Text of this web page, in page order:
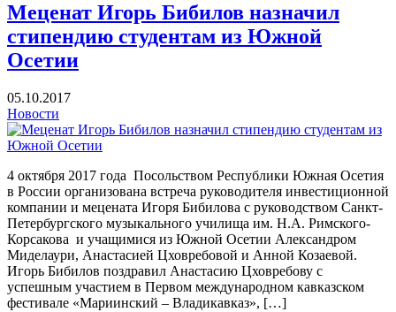
Меценат Игорь Бибилов назначил
стипендию студентам из Южной
Осетии
05.10.2017
Новости
4 октября 2017 года Посольством Республики Южная Осетия
в России организована встреча руководителя инвестиционной
компании и мецената Игоря Бибилова с руководством Санкт-
Петербургского музыкального училища им. Н.А. Римского-
Корсакова и учащимися из Южной Осетии Александром
Миделаури, Анастасией Цховребовой и Анной Козаевой.
Игорь Бибилов поздравил Анастасию Цховребову с
успешным участием в Первом международном кавказском
фестивале «Мариинский – Владикавказ», […]